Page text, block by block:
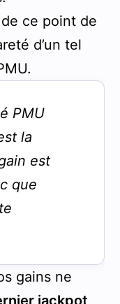
ce point de
d’un tel
PMU
la
est
que
gains ne
jackpot